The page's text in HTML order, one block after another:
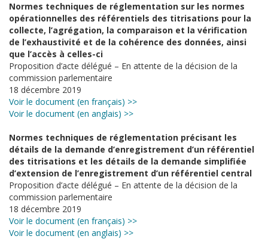
Normes techniques de réglementation sur les normes
opérationnelles des référentiels des titrisations pour la
collecte, l’agrégation, la comparaison et la vérification
de l’exhaustivité et de la cohérence des données, ainsi
que l’accès à celles-ci
Proposition d’acte délégué – En attente de la décision de la
commission parlementaire
18 décembre 2019
Voir le document (en français) >>
Voir le document (en anglais) >>
Normes techniques de réglementation précisant les
détails de la demande d’enregistrement d’un référentiel
des titrisations et les détails de la demande simplifiée
d’extension de l’enregistrement d’un référentiel central
Proposition d’acte délégué – En attente de la décision de la
commission parlementaire
18 décembre 2019
Voir le document (en français) >>
Voir le document (en anglais) >>